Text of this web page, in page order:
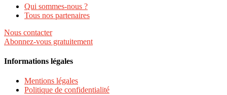
Qui sommes-nous ?
Tous nos partenaires
Nous contacter
Abonnez-vous gratuitement
Informations légales
Mentions légales
Politique de confidentialité